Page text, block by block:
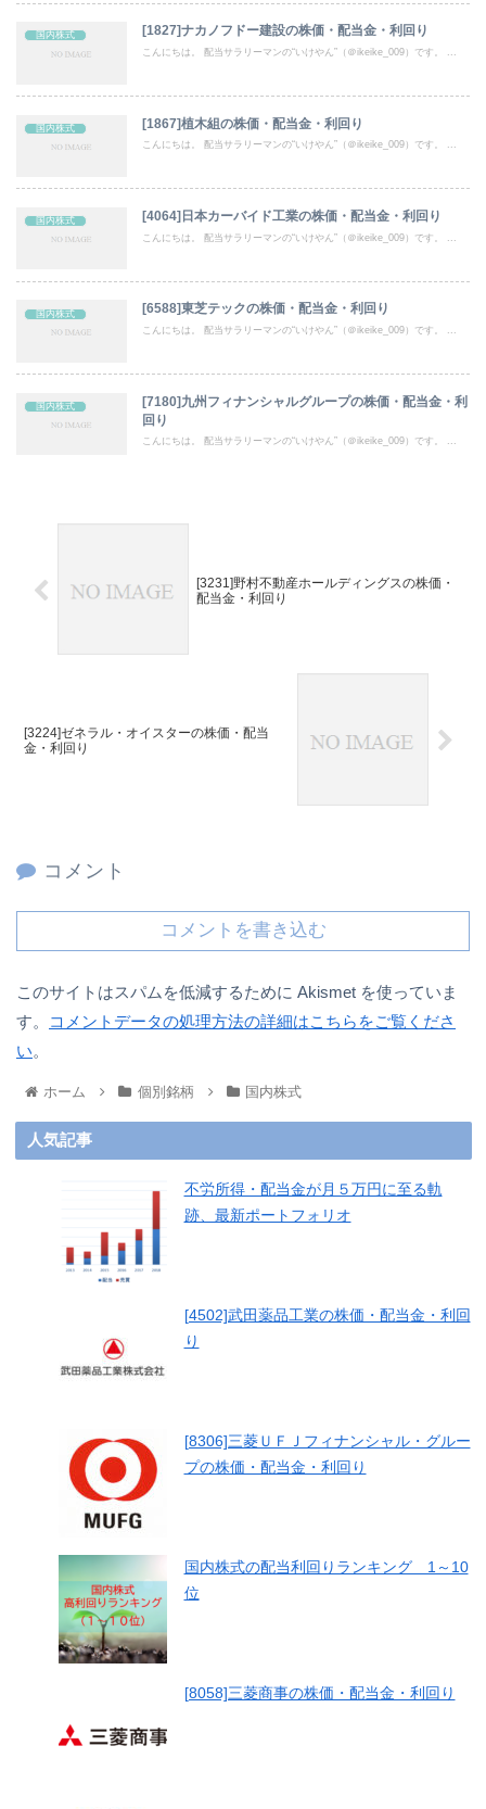
国内株式 [1827]ナカノフドー建設の株価・配当金・利回り
こんにちは。 配当サラリーマンの“いけやん”（＠ikeike_009）です。 ...
国内株式 [1867]植木組の株価・配当金・利回り
こんにちは。 配当サラリーマンの“いけやん”（＠ikeike_009）です。 ...
国内株式 [4064]日本カーバイド工業の株価・配当金・利回り
こんにちは。 配当サラリーマンの“いけやん”（＠ikeike_009）です。 ...
国内株式 [6588]東芝テックの株価・配当金・利回り
こんにちは。 配当サラリーマンの“いけやん”（＠ikeike_009）です。 ...
国内株式
[7180]九州フィナンシャルグループの株価・配当金・利
回り
こんにちは。 配当サラリーマンの“いけやん”（＠ikeike_009）です。 ...
[3231]野村不動産ホールディングスの株価・
配当金・利回り
[3224]ゼネラル・オイスターの株価・配当
金・利回り
コメント
コメントを書き込む
このサイトはスパムを低減するために Akismet を使っていま
す。
コメントデータの処理方法の詳細はこちらをご覧くださ
い。
ホーム 個別銘柄 国内株式
人気記事
不労所得・配当金が月５万円に至る軌
跡、最新ポートフォリオ
[4502]武田薬品工業の株価・配当金・利回
り
[8306]三菱ＵＦＪフィナンシャル・グルー
プの株価・配当金・利回り
国内株式の配当利回りランキング 1～10
位
[8058]三菱商事の株価・配当金・利回り